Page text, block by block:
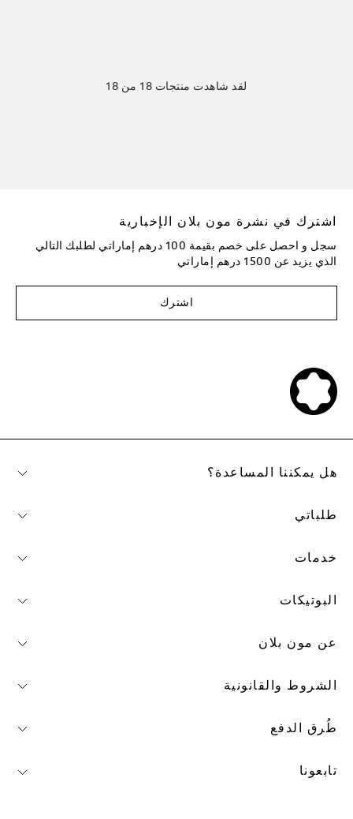
لقد شاهدت منتجات 18 من 18
اشترك في نشرة مون بلان الإخبارية
سجل و احصل على خصم بقيمة 100 درهم إماراتي لطلبك التالي
الذي يزيد عن 1500 درهم إماراتي
اشترك
طُرق الدفع
تابعونا
هل يمكننا المساعدة؟
طلباتي
خدمات
البوتيكات
عن مون بلان
الشروط والقانونية